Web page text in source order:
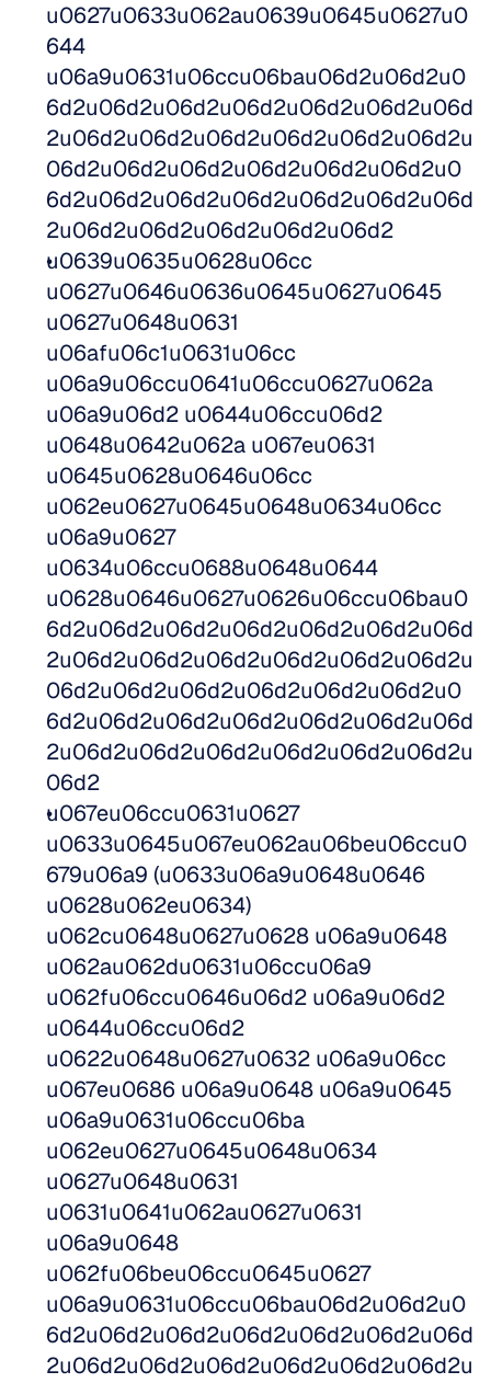
u0627u0633u062au0639u0645u0627u0
644
u06a9u0631u06ccu06bau06d2u06d2u0
6d2u06d2u06d2u06d2u06d2u06d2u06d
2u06d2u06d2u06d2u06d2u06d2u06d2u
06d2u06d2u06d2u06d2u06d2u06d2u0
6d2u06d2u06d2u06d2u06d2u06d2u06d
2u06d2u06d2u06d2u06d2u06d2
u0639u0635u0628u06cc
u0627u0646u0636u0645u0627u0645
u0627u0648u0631
u06afu06c1u0631u06cc
u06a9u06ccu0641u06ccu0627u062a
u06a9u06d2 u0644u06ccu06d2
u0648u0642u062a u067eu0631
u0645u0628u0646u06cc
u062eu0627u0645u0648u0634u06cc
u06a9u0627
u0634u06ccu0688u0648u0644
u0628u0646u0627u0626u06ccu06bau0
6d2u06d2u06d2u06d2u06d2u06d2u06d
2u06d2u06d2u06d2u06d2u06d2u06d2u
06d2u06d2u06d2u06d2u06d2u06d2u0
6d2u06d2u06d2u06d2u06d2u06d2u06d
2u06d2u06d2u06d2u06d2u06d2u06d2u
06d2
u067eu06ccu0631u0627
u0633u0645u067eu062au06beu06ccu0
679u06a9 (u0633u06a9u0648u0646
u0628u062eu0634)
u062cu0648u0627u0628 u06a9u0648
u062au062du0631u06ccu06a9
u062fu06ccu0646u06d2 u06a9u06d2
u0644u06ccu06d2
u0622u0648u0627u0632 u06a9u06cc
u067eu0686 u06a9u0648 u06a9u0645
u06a9u0631u06ccu06ba
u062eu0627u0645u0648u0634
u0627u0648u0631
u0631u0641u062au0627u0631
u06a9u0648
u062fu06beu06ccu0645u0627
u06a9u0631u06ccu06bau06d2u06d2u0
6d2u06d2u06d2u06d2u06d2u06d2u06d
2u06d2u06d2u06d2u06d2u06d2u06d2u